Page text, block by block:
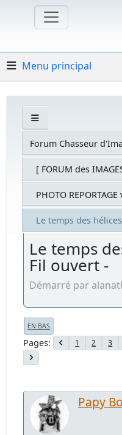
Menu principal
Forum Chasseur
[ FORUM des
PHOTO
Le temps des
Le temps
Fil ouvert -
Démarré par
EN BAS
Pages 1 2 3
Papy